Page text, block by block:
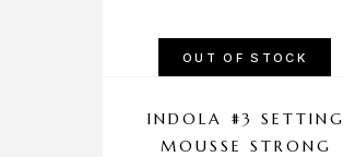
OUT OF STOCK
INDOLA #3 SETTING
MOUSSE STRONG